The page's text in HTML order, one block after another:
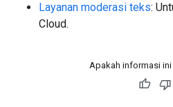
Layanan moderasi teks:
Cloud.
Apakah informasi